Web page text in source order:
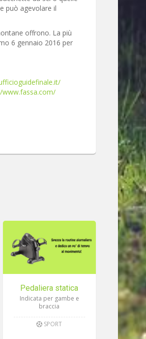
può agevolare il
offrono. La più
6 gennaio 2016 per
Pedaliera statica
Indicata per gambe e
braccia
SPORT